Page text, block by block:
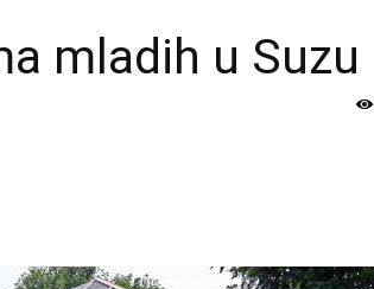
mladih u Suzu